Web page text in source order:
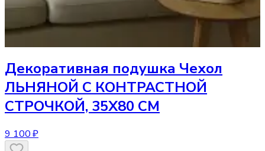
Декоративная подушка Чехол
ЛЬНЯНОЙ С КОНТРАСТНОЙ
СТРОЧКОЙ, 35Х80 СМ
9 100 ₽